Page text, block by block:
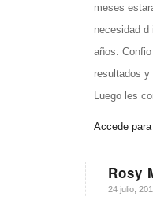
meses
necesidad
años.
resultados
Luego les
Accede
Rosy
Dice:
24 julio,